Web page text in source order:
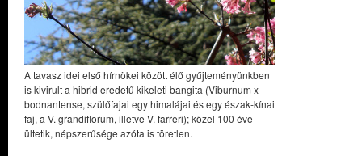
A tavasz idei első hírnökei között élő gyűjteményünkben
is kivirult a hibrid eredetű kikeleti bangita (Viburnum x
bodnantense, szülőfajai egy himalájai és egy észak-kínai
faj, a V. grandiflorum, illetve V. farreri); közel 100 éve
ültetik, népszerűsége azóta is töretlen.